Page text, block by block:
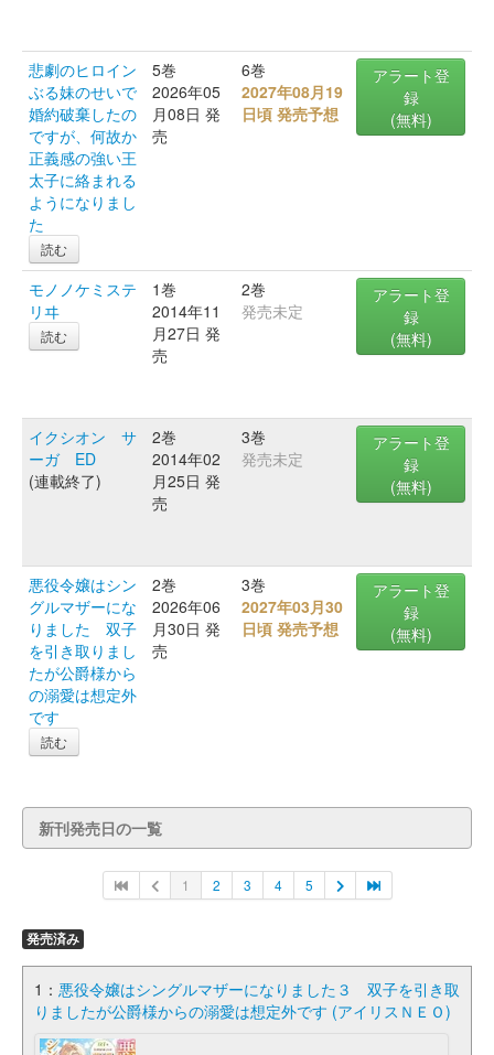
悲劇のヒロイン
ぶる妹のせいで
婚約破棄したの
ですが、何故か
正義感の強い王
太子に絡まれる
ようになりまし
た
読む
5巻
2026年05
月08日 発
売
6巻
2027年08月19
日頃 発売予想
アラート登
録
(無料)
モノノケミステ
リヰ
読む
1巻
2014年11
月27日 発
売
2巻
発売未定
アラート登
録
(無料)
イクシオン サ
ーガ ED
(連載終了)
2巻
2014年02
月25日 発
売
3巻
発売未定
アラート登
録
(無料)
悪役令嬢はシン
グルマザーにな
りました 双子
を引き取りまし
たが公爵様から
の溺愛は想定外
です
読む
2巻
2026年06
月30日 発
売
3巻
2027年03月30
日頃 発売予想
アラート登
録
(無料)
新刊発売日の一覧
1 2 3 4 5
発売済み
1： 悪役令嬢はシングルマザーになりました３ 双子を引き取
りましたが公爵様からの溺愛は想定外です (アイリスＮＥＯ)